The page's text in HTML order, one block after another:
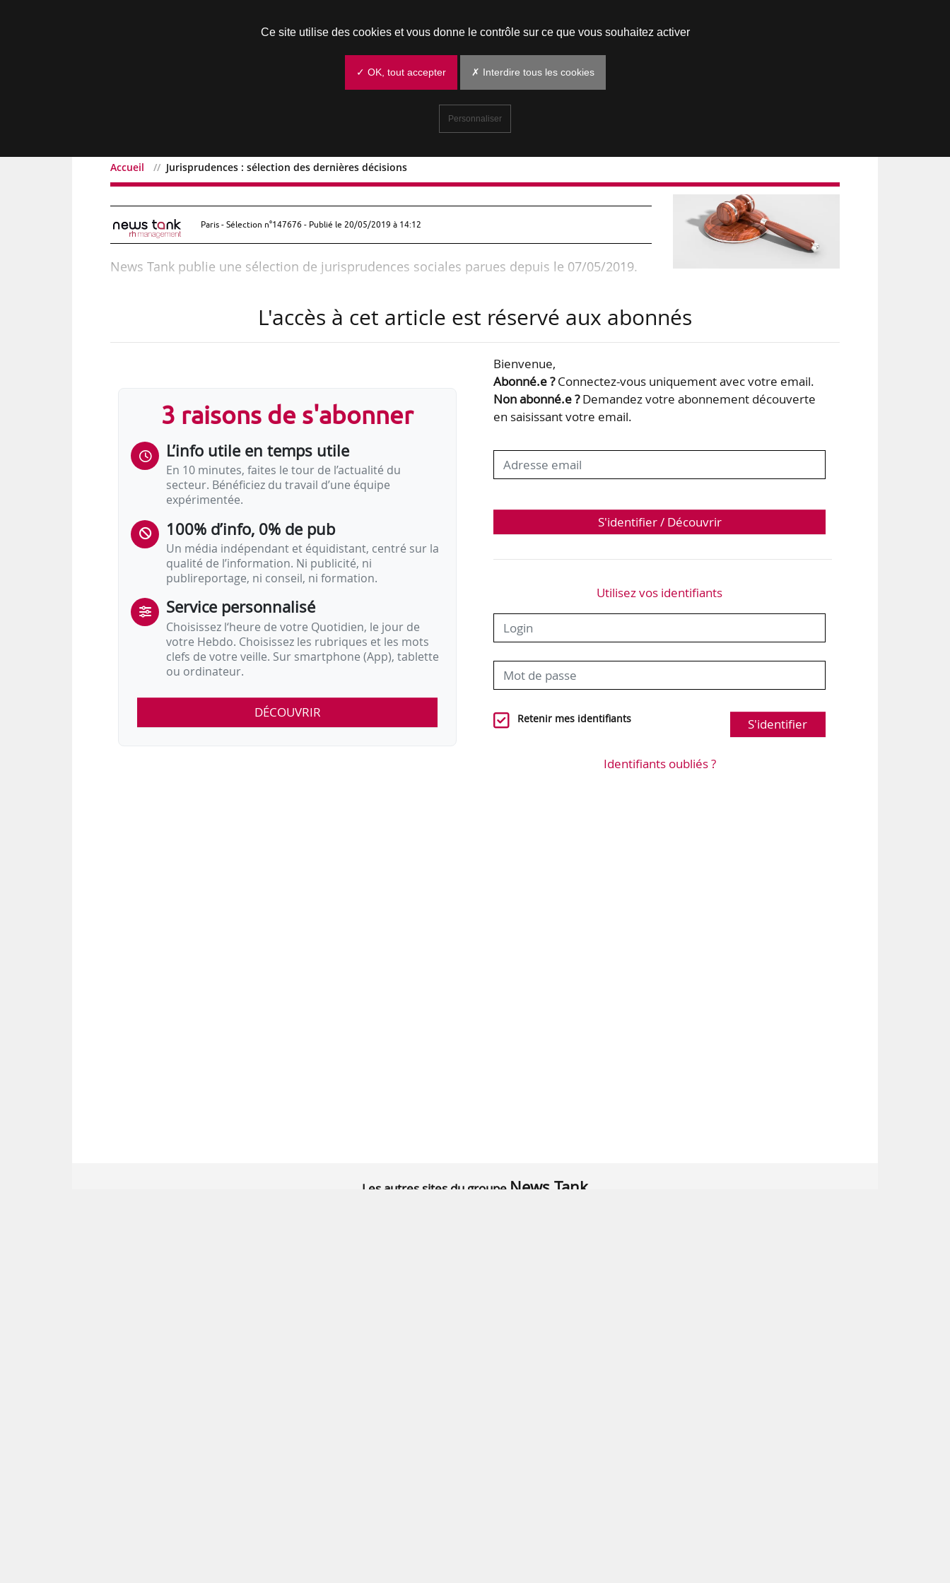
Accueil Jurisprudences : sélection des dernières décisions
Jurisprudences : sélection des dernières décisions
Paris - Sélection n°147676 - Publié le 20/05/2019 à 14:12
News Tank publie une sélection de jurisprudences sociales parues depuis le 07/05/2019.
L'accès à cet article est réservé aux abonnés
3 raisons de s'abonner
L’info utile en temps utile
En 10 minutes, faites le tour de l’actualité du
secteur. Bénéficiez du travail d’une équipe
expérimentée.
100% d’info, 0% de pub
Un média indépendant et équidistant, centré sur la
qualité de l’information. Ni publicité, ni
publireportage, ni conseil, ni formation.
Service personnalisé
Choisissez l‘heure de votre Quotidien, le jour de
votre Hebdo. Choisissez les rubriques et les mots
clefs de votre veille. Sur smartphone (App), tablette
ou ordinateur.
DÉCOUVRIR
Bienvenue,
Abonné.e ?Connectez-vous uniquement avec votre email.
Non abonné.e ?Demandez votre abonnement découverte
en saisissant votre email.
S'identifier / Découvrir
Utilisez vos identifiants
Retenir mes identifiants S'identifier
Identifiants oubliés ?
Les autres sites du groupe News Tank
Ce site utilise des cookies et vous donne le contrôle sur ce que vous souhaitez activer
✓ OK, tout accepter ✗ Interdire tous les cookies
Personnaliser